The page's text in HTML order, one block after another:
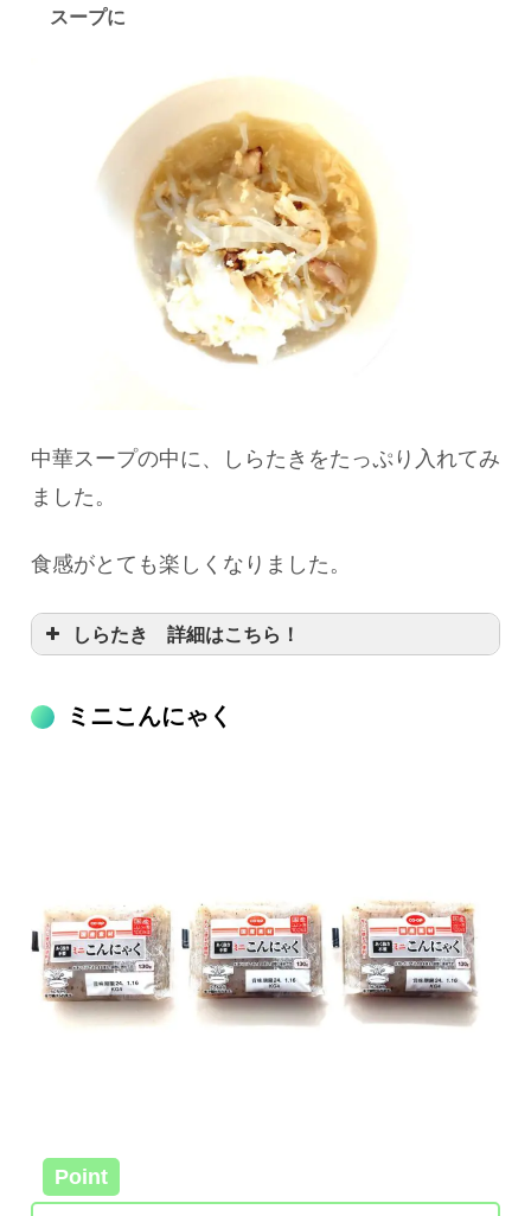
スープに
中華スープの中に、しらたきをたっぷり入れてみ
ました。
食感がとても楽しくなりました。
しらたき 詳細はこちら！
ミニこんにゃく
Point